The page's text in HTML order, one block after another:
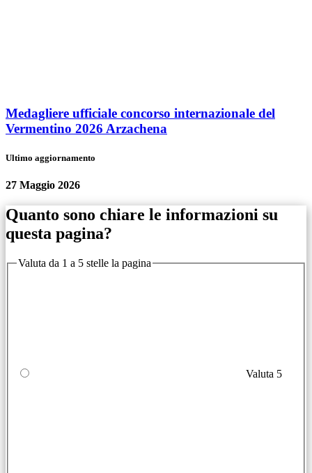
Medagliere ufficiale concorso internazionale del
Vermentino 2026 Arzachena
Ultimo aggiornamento
27 Maggio 2026
Quanto sono chiare le informazioni su
questa pagina?
Valuta da 1 a 5 stelle la pagina
Valuta 5